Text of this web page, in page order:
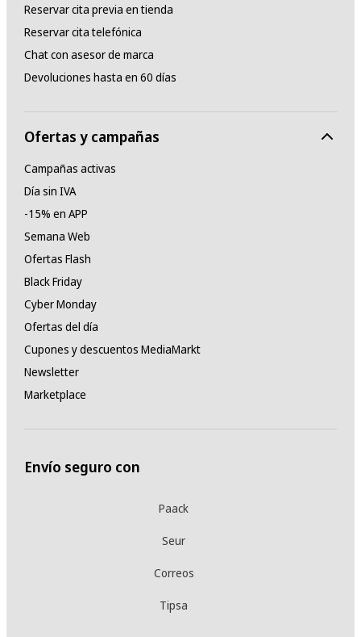
Reservar cita previa en tienda
Reservar cita telefónica
Chat con asesor de marca
Devoluciones hasta en 60 días
Ofertas y campañas
Campañas activas
Día sin IVA
-15% en APP
Semana Web
Ofertas Flash
Black Friday
Cyber Monday
Ofertas del día
Cupones y descuentos MediaMarkt
Newsletter
Marketplace
Envío seguro con
Paack
Seur
Correos
Tipsa